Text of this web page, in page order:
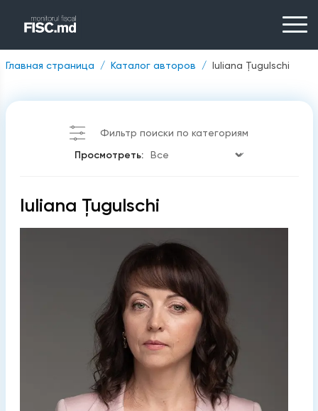
Главная страница Каталог авторов Iuliana Țugulschi
Фильтр поиски по категориям
Просмотреть:
Iuliana Țugulschi